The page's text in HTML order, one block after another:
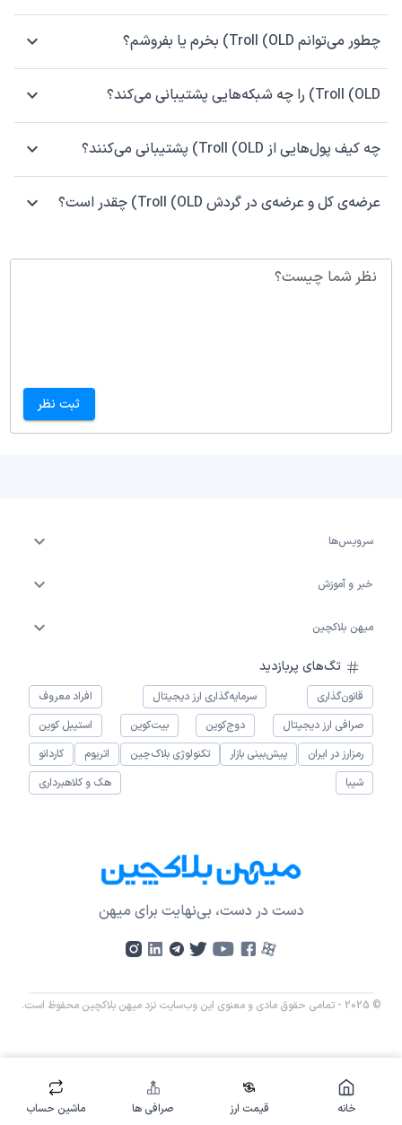
چطور می‌توانم Troll (OLD) بخرم یا بفروشم؟
Troll (OLD) را چه شبکه‌هایی پشتیبانی می‌کند؟
چه کیف پول‌هایی از Troll (OLD) پشتیبانی می‌کنند؟
عرضه‌ی کل و عرضه‌ی در گردش Troll (OLD) چقدر است؟
نظر شما چیست؟
ثبت نظر
سرویس‌ها
خبر و آموزش
میهن بلاکچین
تگ‌های پربازدید
قانون‌گذاری سرمایه‌گذاری ارز دیجیتال
افراد معروف
صرافی ارز دیجیتال
دوج‌کوین بیت‌کوین
استیبل کوین
رمزارز در ایران
پیش‌بینی بازار تکنولوژی بلاک‌چین اتریوم
کاردانو
شیبا
هک و کلاهبرداری
دست در دست، بی‌نهایت برای میهن
© 2025 - تمامی حقوق مادی و معنوی این وب‌سایت نزد میهن بلاکچین محفوظ است.
خانه قیمت ارز صرافی ها ماشین حساب